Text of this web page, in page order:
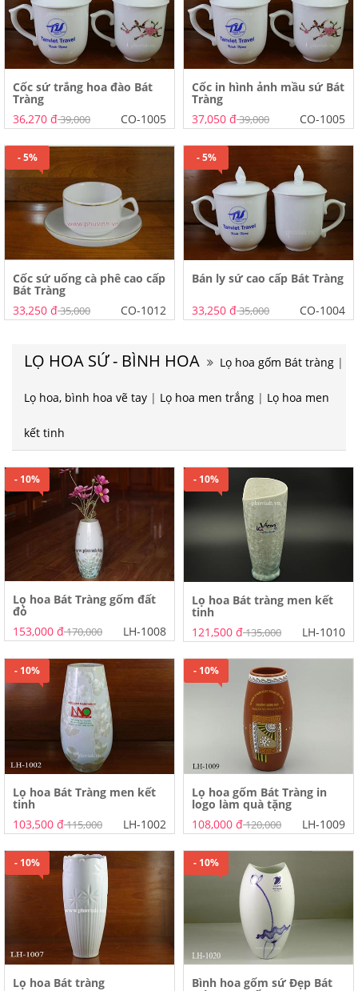
Cốc sứ trắng hoa đào Bát
Tràng
36,270 đ39,000 CO-1005
Cốc in hình ảnh mầu sứ Bát
Tràng
37,050 đ39,000 CO-1005
- 5%
Cốc sứ uống cà phê cao cấp
Bát Tràng
33,250 đ35,000 CO-1012
- 5%
Bán ly sứ cao cấp Bát Tràng
33,250 đ35,000 CO-1004
LỌ HOA SỨ - BÌNH HOA Lọ hoa gốm Bát tràng |
Lọ hoa, bình hoa vẽ tay | Lọ hoa men trắng | Lọ hoa men
kết tinh
- 10%
Lọ hoa Bát Tràng gốm đất
đỏ
153,000 đ170,000 LH-1008
- 10%
Lọ hoa Bát tràng men kết
tinh
121,500 đ135,000 LH-1010
- 10%
Lọ hoa Bát Tràng men kết
tinh
103,500 đ115,000 LH-1002
- 10%
Lọ hoa gốm Bát Tràng in
logo làm quà tặng
108,000 đ120,000 LH-1009
- 10%
Lọ hoa Bát tràng
- 10%
Bình hoa gốm sứ Đẹp Bát